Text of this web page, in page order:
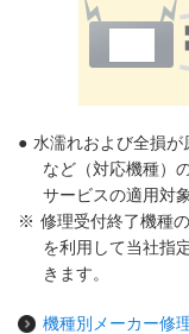
● 水濡れおよび全損
など（対応機種）
サービスの適用対
※ 修理受付終了機種
を利用して当社指
きます。
機種別メーカー修